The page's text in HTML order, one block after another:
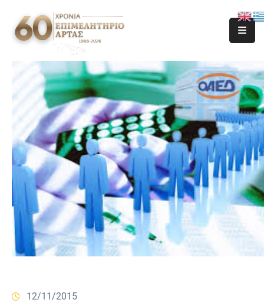
12/11/2015